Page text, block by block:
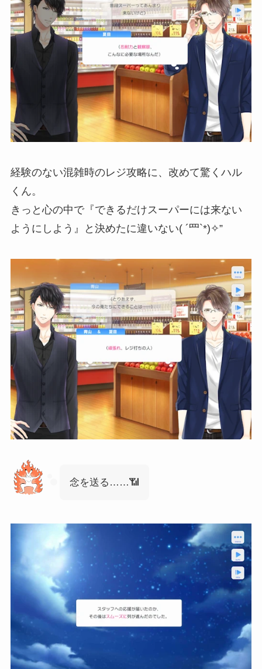
経験のない混雑時のレジ攻略に、改めて驚くハル
くん。
きっと心の中で『できるだけスーパーには来ない
ようにしよう』と決めたに違いない( ´罒`*)✧”
念を送る……📶